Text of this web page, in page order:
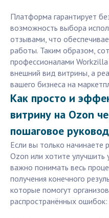
Платформа гарантирует
возможность выбора
отзывами, что
работы. Таким образом,
профессионалами
внешний вид витрины, а
вашего бизнеса на
Как просто и
витрину на Ozon
пошаговое
Если вы только начинаете
Ozon или хотите
важно понимать весь
получения конечного
которые помогут
распространённых ошибок: